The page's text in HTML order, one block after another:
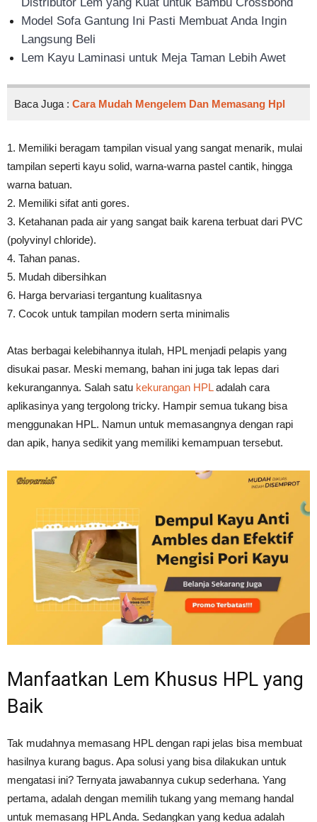
Model Sofa Gantung Ini Pasti Membuat Anda Ingin
Langsung Beli
Lem Kayu Laminasi untuk Meja Taman Lebih Awet
Baca Juga : Cara Mudah Mengelem Dan Memasang Hpl
1. Memiliki beragam tampilan visual yang sangat menarik, mulai
tampilan seperti kayu solid, warna-warna pastel cantik, hingga
warna batuan.
2. Memiliki sifat anti gores.
3. Ketahanan pada air yang sangat baik karena terbuat dari PVC
(polyvinyl chloride).
4. Tahan panas.
5. Mudah dibersihkan
6. Harga bervariasi tergantung kualitasnya
7. Cocok untuk tampilan modern serta minimalis
Atas berbagai kelebihannya itulah, HPL menjadi pelapis yang
disukai pasar. Meski memang, bahan ini juga tak lepas dari
kekurangannya. Salah satu kekurangan HPLadalah cara
aplikasinya yang tergolong tricky. Hampir semua tukang bisa
menggunakan HPL. Namun untuk memasangnya dengan rapi
dan apik, hanya sedikit yang memiliki kemampuan tersebut.
Manfaatkan Lem Khusus HPL yang
Baik
Tak mudahnya memasang HPL dengan rapi jelas bisa membuat
hasilnya kurang bagus. Apa solusi yang bisa dilakukan untuk
mengatasi ini? Ternyata jawabannya cukup sederhana. Yang
pertama, adalah dengan memilih tukang yang memang handal
untuk memasang HPL Anda. Sedangkan yang kedua adalah